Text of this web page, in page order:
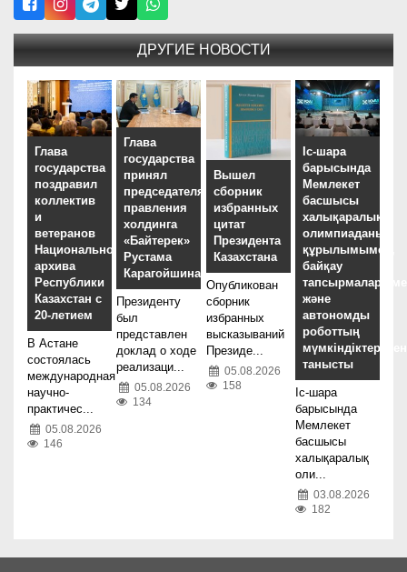
ДРУГИЕ НОВОСТИ
Глава
государства
поздравил
коллектив
и
ветеранов
Национального
архива
Республики
Казахстан с
20-летием
В Астане
состоялась
международная
научно-
практичес...
05.08.2026
146
Глава
государства
принял
председателя
правления
холдинга
«Байтерек»
Рустама
Карагойшина
Президенту
был
представлен
доклад о ходе
реализаци...
05.08.2026
134
Вышел
сборник
избранных
цитат
Президента
Казахстана
Опубликован
сборник
избранных
высказываний
Президе...
05.08.2026
158
Іс-шара
барысында
Мемлекет
басшысы
халықаралық
олимпиаданың
құрылымымен,
байқау
және
автономды
роботтың
мүмкіндіктерімен
танысты
Іс-шара
барысында
Мемлекет
басшысы
халықаралық
оли...
03.08.2026
182